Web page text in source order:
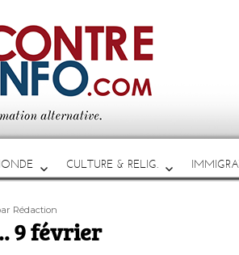
CULTURE & RELIG.
Rédaction
9 février